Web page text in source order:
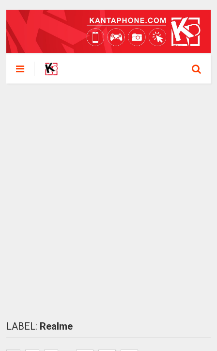
LABEL: Realme